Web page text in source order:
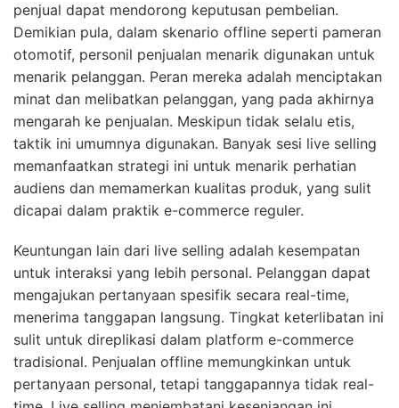
penjual dapat mendorong keputusan pembelian.
Demikian pula, dalam skenario offline seperti pameran
otomotif, personil penjualan menarik digunakan untuk
menarik pelanggan. Peran mereka adalah menciptakan
minat dan melibatkan pelanggan, yang pada akhirnya
mengarah ke penjualan. Meskipun tidak selalu etis,
taktik ini umumnya digunakan. Banyak sesi live selling
memanfaatkan strategi ini untuk menarik perhatian
audiens dan memamerkan kualitas produk, yang sulit
dicapai dalam praktik e-commerce reguler.
Keuntungan lain dari live selling adalah kesempatan
untuk interaksi yang lebih personal. Pelanggan dapat
mengajukan pertanyaan spesifik secara real-time,
menerima tanggapan langsung. Tingkat keterlibatan ini
sulit untuk direplikasi dalam platform e-commerce
tradisional. Penjualan offline memungkinkan untuk
pertanyaan personal, tetapi tanggapannya tidak real-